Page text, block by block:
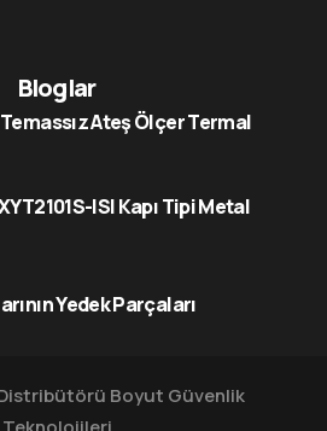
Bloglar
Ateş Ölçer Termal
ISI Kapı Tipi Metal
Yedek Parçaları
Boyut Güvenlik